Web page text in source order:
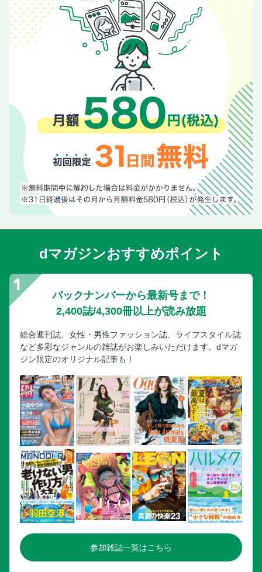
のためにこれだけはやっとこ！Tips／働く私たちの「もやも
や」あるある40選／知っておきたい「ハリ」の正体／写真で
も！動画でも！今、「映える肌」はどうつくる？PART 3・
PART 4／働く私たちの「キャリア」見本帖
dマガジンおすすめポイント
バックナンバーから最新号まで！
2,400誌/4,300冊以上が読み放題
総合週刊誌、女性・男性ファッション誌、ライフスタイル誌
など多彩なジャンルの雑誌がお楽しみいただけます。dマガ
ジン限定のオリジナル記事も！
参加雑誌一覧はこちら